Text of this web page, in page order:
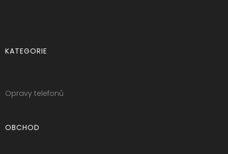
KATEGORIE
Opravy telefonů
OBCHOD